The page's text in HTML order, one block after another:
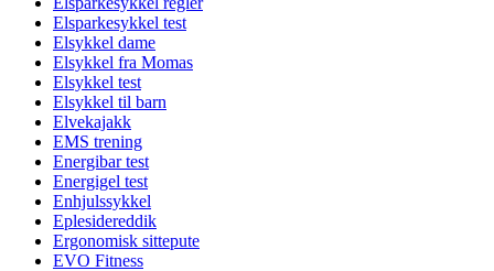
Elsparkesykkel test
Elsykkel dame
Elsykkel fra Momas
Elsykkel test
Elsykkel til barn
Elvekajakk
EMS trening
Energibar test
Energigel test
Enhjulssykkel
Eplesidereddik
Ergonomisk sittepute
EVO Fitness